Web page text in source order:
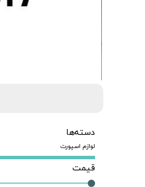
دسته‌ها
لوازم اسپورت
قیمت